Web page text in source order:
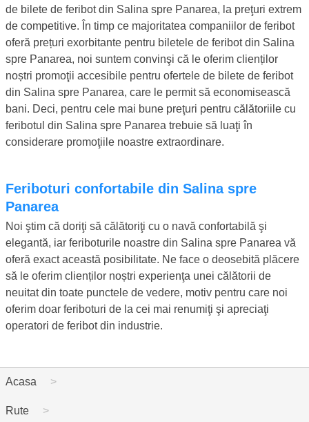
de bilete de feribot din Salina spre Panarea, la preţuri extrem
de competitive. În timp ce majoritatea companiilor de feribot
oferă prețuri exorbitante pentru biletele de feribot din Salina
spre Panarea, noi suntem convinşi că le oferim clienților
noștri promoţii accesibile pentru ofertele de bilete de feribot
din Salina spre Panarea, care le permit să economisească
bani. Deci, pentru cele mai bune preţuri pentru călătoriile cu
feribotul din Salina spre Panarea trebuie să luaţi în
considerare promoţiile noastre extraordinare.
Feriboturi confortabile din Salina spre
Panarea
Noi ştim că doriţi să călătoriţi cu o navă confortabilă şi
elegantă, iar feriboturile noastre din Salina spre Panarea vă
oferă exact această posibilitate. Ne face o deosebită plăcere
să le oferim clienților noștri experienţa unei călătorii de
neuitat din toate punctele de vedere, motiv pentru care noi
oferim doar feriboturi de la cei mai renumiţi şi apreciaţi
operatori de feribot din industrie.
Acasa
Rute